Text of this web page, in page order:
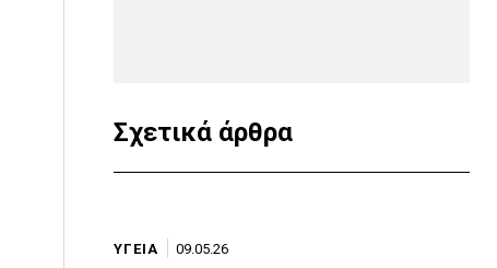
Σχετικά άρθρα
ΥΓΕΙΑ 09.05.26